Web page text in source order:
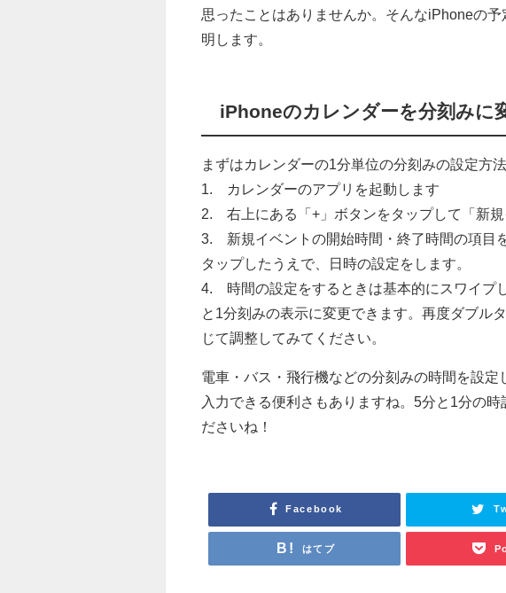
思ったことはありませんか。そんなiPhoneの
明します。
iPhoneのカレンダーを分刻みに
まずはカレンダーの1分単位の分刻みの設定方
1. カレンダーのアプリを起動します
2. 右上にある「+」ボタンをタップして「新
3. 新規イベントの開始時間・終了時間の項目
タップしたうえで、日時の設定をします。
4. 時間の設定をするときは基本的にスワイプ
と1分刻みの表示に変更できます。再度ダブル
じて調整してみてください。
電車・バス・飛行機などの分刻みの時間を設
入力できる便利さもありますね。5分と1分の
ださいね！
Facebook
はてブ